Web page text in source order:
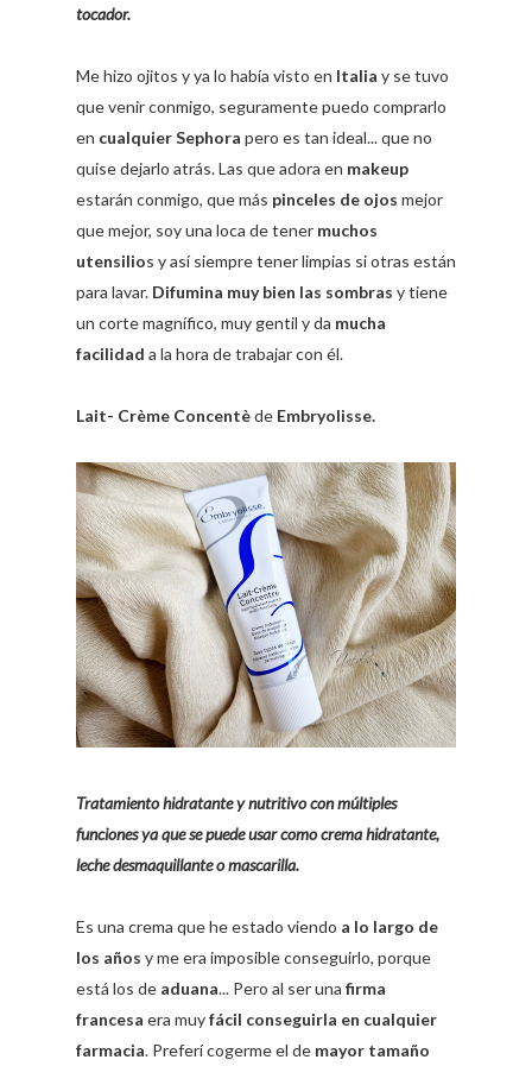
tocador.
Me hizo ojitos y ya lo había visto en Italia y se tuvo
que venir conmigo, seguramente puedo comprarlo
en cualquier Sephora pero es tan ideal... que no
quise dejarlo atrás. Las que adora en makeup
estarán conmigo, que más pinceles de ojos mejor
que mejor, soy una loca de tener muchos
utensilios y así siempre tener limpias si otras están
para lavar. Difumina muy bien las sombras y tiene
un corte magnífico, muy gentil y da mucha
facilidad a la hora de trabajar con él.
Lait- Crème Concentède Embryolisse.
Tratamiento hidratante y nutritivo con múltiples
funciones ya que se puede usar como crema hidratante,
leche desmaquillante o mascarilla.
Es una crema que he estado viendo a lo largo de
los años y me era imposible conseguirlo, porque
está los de aduana... Pero al ser una firma
francesa era muyfácil conseguirla en cualquier
farmacia. Preferí cogerme el de mayor tamaño